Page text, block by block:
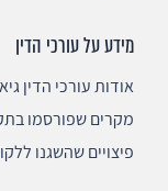
מידע על עורכי הדין
אודות עורכי הדין
מקרים שפורסמו
פיצויים שהשגנו